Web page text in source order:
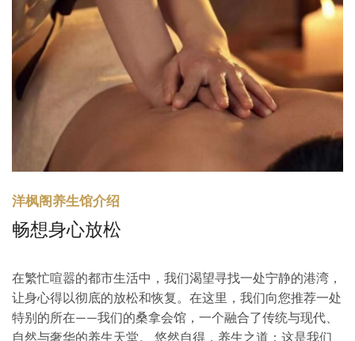
洋枫阁养生馆介绍
畅想身心放松
在繁忙喧嚣的都市生活中，我们渴望寻找一处宁静的港湾，
让身心得以彻底的放松和恢复。在这里，我们向您推荐一处
特别的所在——我们的桑拿会馆，一个融合了传统与现代、
自然与奢华的养生天堂。 悠然自得，养生之道：这是我们